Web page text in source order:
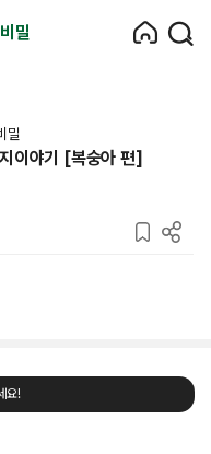
밀
밀
이야기 [복숭아 편]
요!